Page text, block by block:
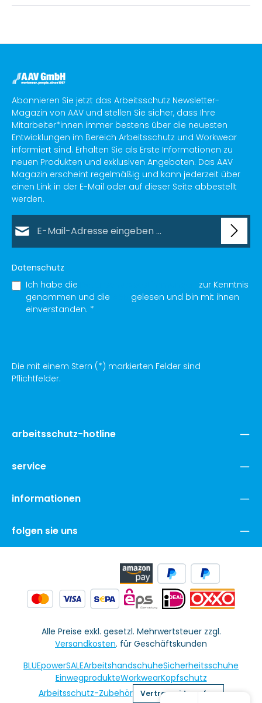
Abonnieren Sie jetzt das Arbeitsschutz Newsletter-
Magazin von AAV und stellen Sie sicher, dass Ihre
Mitarbeiter*innen immer bestens über die neuesten
Entwicklungen im Bereich Arbeitsschutz und Workwear
informiert sind. Erhalten Sie als Erste Informationen zu
neuen Produkten und exklusiven Angeboten. Das AAV
Magazin erscheint regelmäßig und kann jederzeit über
einen Link in der E-Mail oder auf dieser Seite abbestellt
werden.
Datenschutz
Ich habe die
zur Kenntnis
genommen und die
gelesen und bin mit ihnen
einverstanden. *
Die mit einem Stern (*) markierten Felder sind
Pflichtfelder.
arbeitsschutz-hotline
service
informationen
folgen sie uns
Alle Preise exkl. gesetzl. Mehrwertsteuer zzgl.
Versandkosten. für Geschäftskunden
BLUEpowerSALEArbeitshandschuheSicherheitsschuhe
EinwegprodukteWorkwearKopfschutz
Arbeitsschutz-Zubehör
Vertrag widerrufen